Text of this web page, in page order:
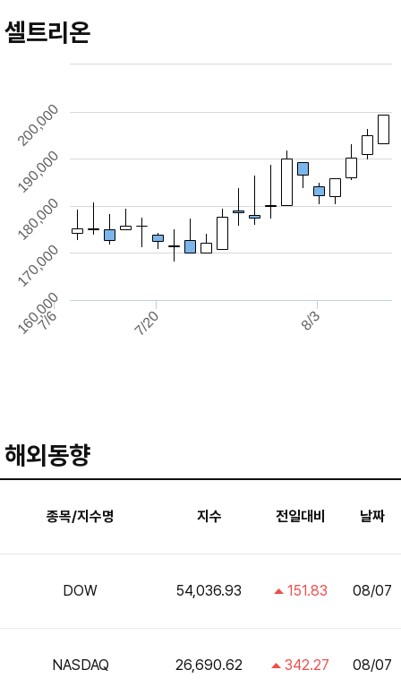
셀트리온
7/20 8/3
7/6
160,000
170,000
180,000
190,000
200,000
해외동향
종목/지수명 지수 전일대비 날짜
DOW 54,036.93 151.83 08/07
NASDAQ 26,690.62 342.27 08/07